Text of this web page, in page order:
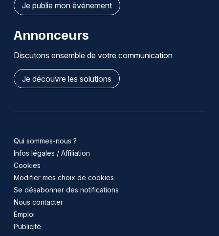
Je publie mon événement
Annonceurs
Discutons ensemble de votre communication
Je découvre les solutions
Qui sommes-nous ?
Infos légales / Affiliation
Cookies
Modifier mes choix de cookies
Se désabonner des notifications
Nous contacter
Emploi
Publicité